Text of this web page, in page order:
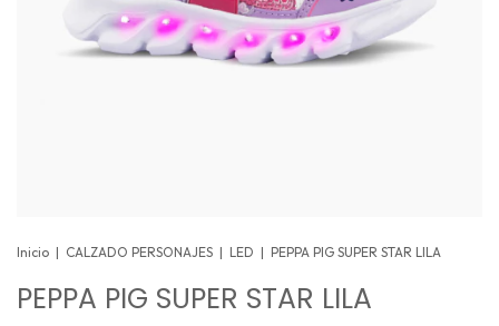
Inicio | CALZADO PERSONAJES | LED | PEPPA PIG SUPER STAR LILA
PEPPA PIG SUPER STAR LILA